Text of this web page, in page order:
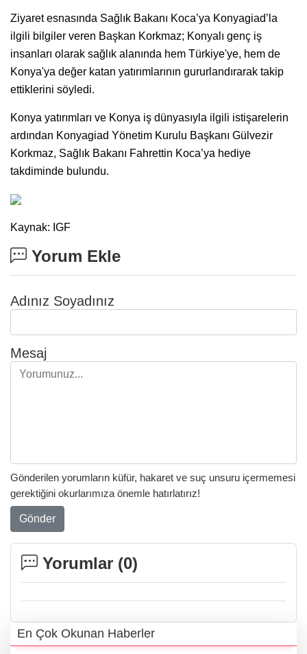
Ziyaret esnasında Sağlık Bakanı Koca’ya Konyagiad’la
ilgili bilgiler veren Başkan Korkmaz; Konyalı genç iş
insanları olarak sağlık alanında hem Türkiye'ye, hem de
Konya'ya değer katan yatırımlarının gururlandırarak takip
ettiklerini söyledi.
Konya yatırımları ve Konya iş dünyasıyla ilgili istişarelerin
ardından Konyagiad Yönetim Kurulu Başkanı Gülvezir
Korkmaz, Sağlık Bakanı Fahrettin Koca’ya hediye
takdiminde bulundu.
Kaynak: IGF
Yorum Ekle
Adınız Soyadınız
Mesaj
Gönderilen yorumların küfür, hakaret ve suç unsuru içermemesi
gerektiğini okurlarımıza önemle hatırlatırız!
Gönder
Yorumlar (0)
En Çok Okunan Haberler